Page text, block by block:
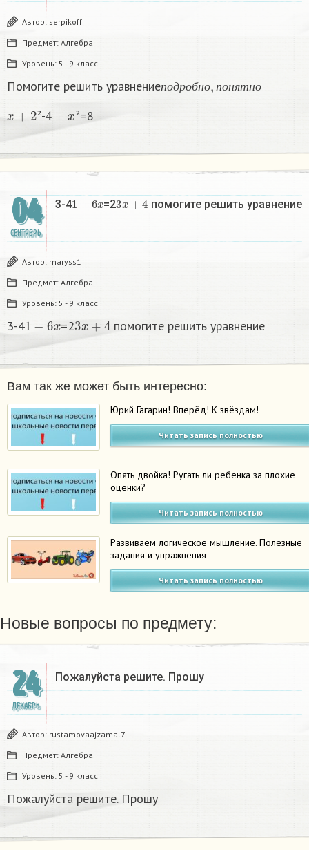
Автор: serpikoff
Предмет: Алгебра
Уровень: 5 - 9 класс
Помогите решить уравнениеп о д р о б н о п онятн о
д б
²- 4 ²=8
04
СЕНТЯБРЬ
3-41−6x =23x+4 помогите решить уравнение
Автор: maryss1
Предмет: Алгебра
Уровень: 5 - 9 класс
3-41 x =23 помогите решить уравнение
Вам так же может быть интересно:
Юрий Гагарин! Вперёд! К звёздам!
Читать запись полностью
Опять двойка! Ругать ли ребенка за плохие
оценки?
Читать запись полностью
Развиваем логическое мышление. Полезные
задания и упражнения
Читать запись полностью
Новые вопросы по предмету:
24
ДЕКАБРЬ
Пожалуйста решите. Прошу
Автор: rustamovaajzamal7
Предмет: Алгебра
Уровень: 5 - 9 класс
Пожалуйста решите. Прошу